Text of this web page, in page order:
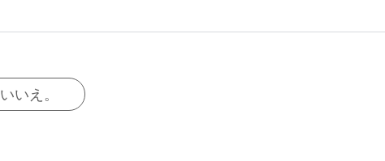
いいえ。